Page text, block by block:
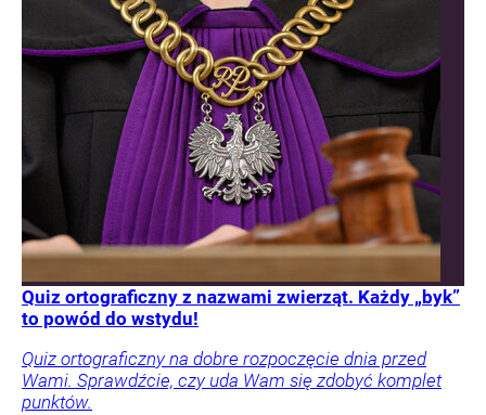
Quiz ortograficzny z nazwami zwierząt. Każdy „byk”
to powód do wstydu!
Quiz ortograficzny na dobre rozpoczęcie dnia przed
Wami. Sprawdźcie, czy uda Wam się zdobyć komplet
punktów.